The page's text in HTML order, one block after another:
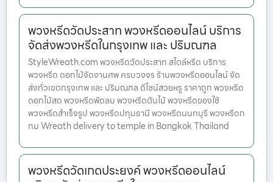
พวงหรีดวัดประสาท พวงหรีดออนไลน์ บริการ
จัดส่งพวงหรีดในกรุงเทพ และ ปริมณฑล
StyleWreath.com พวงหรีดวัดประสาท สไตล์หรีด บริการ
พวงหรีด ดอกไม้จัดงานศพ ครบวงจร ร้านพวงหรีดออนไลน์ จัด
ส่งทั่วเขตกรุงเทพ และ ปริมณฑล ดีไซน์สวยหรู ราคาถูก พวงหรีด
ดอกไม้สด พวงหรีดพัดลม พวงหรีดต้นไม้ พวงหรีดของใช้
พวงหรีดสำเร็จรูป พวงหรีดปทุมธานี พวงหรีดนนทบุรี พวงหรีดก
ทม Wreath delivery to temple in Bangkok Thailand
พวงหรีดวัดเกดประยงค์ พวงหรีดออนไลน์